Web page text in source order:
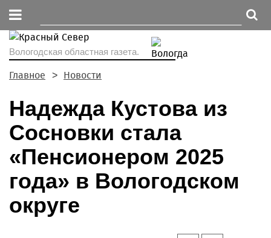
Вологодская областная газета.
Главное Новости
Надежда Кустова из
Сосновки стала
«Пенсионером 2025
года» в Вологодском
округе